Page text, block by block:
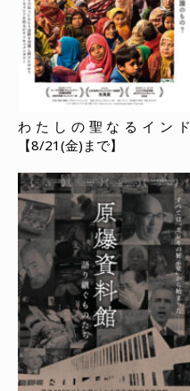
わたしの聖なるインド
【8/21(金)まで】